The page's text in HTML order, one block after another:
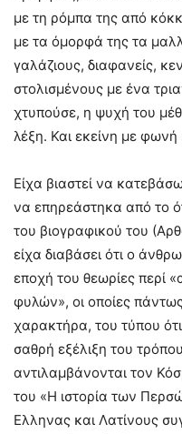
με τη ρόμπα της από
με τα όμορφά της τα
γαλάζιους, διαφανείς,
στολισμένους με ένα
χτυπούσε, η ψυχή του
λέξη. Και εκείνη με
Είχα βιαστεί να
να επηρεάστηκα από το
του βιογραφικού του
είχα διαβάσει ότι ο
εποχή του θεωρίες περί
φυλών», οι οποίες
χαρακτήρα, του τύπου ότι
σαθρή εξέλιξη του
αντιλαμβάνονται τον
του «Η ιστορία των
Ελληνας και Λατίνους